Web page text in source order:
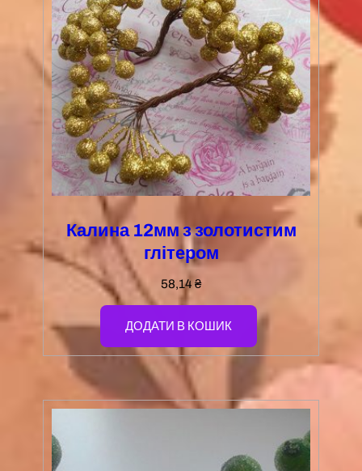
Калина 12мм з золотистим
глітером
58,14 ₴
ДОДАТИ В КОШИК